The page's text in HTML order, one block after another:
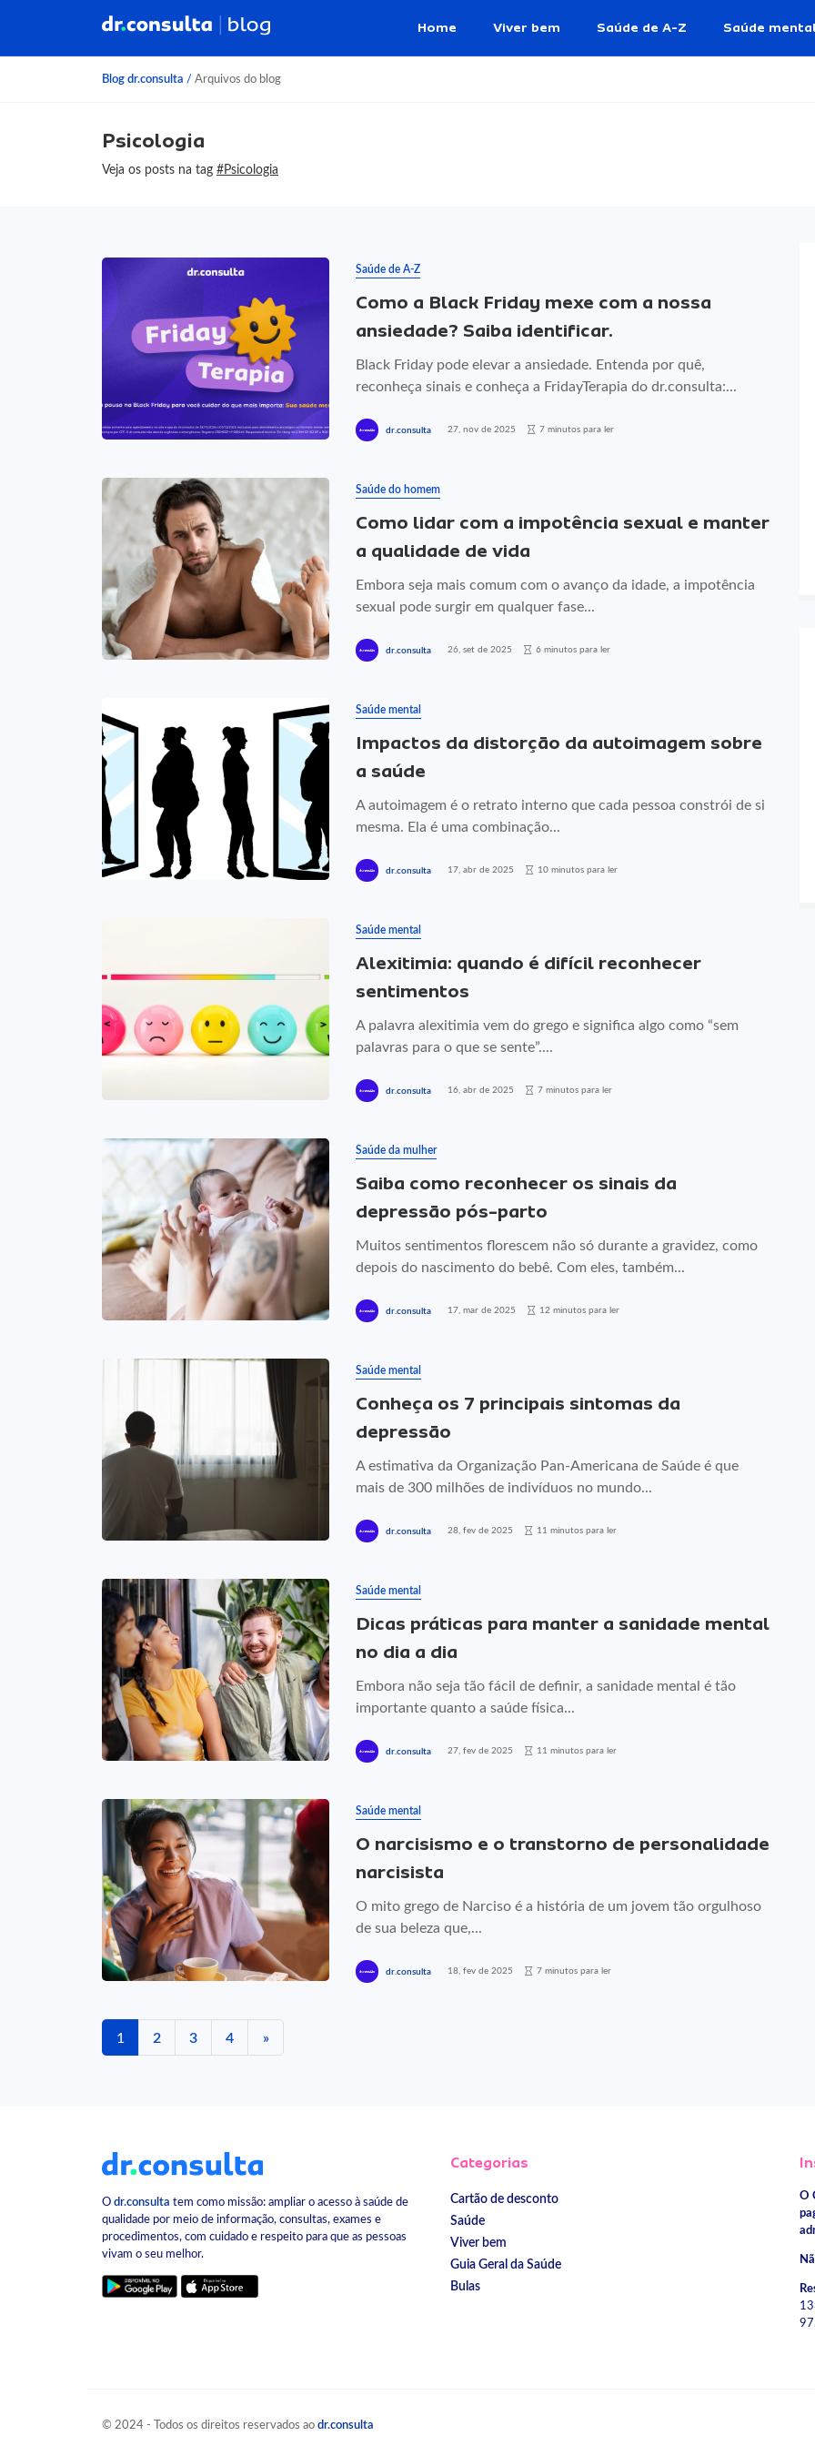
Home Viver bem Saúde de A-Z Saúde
Blog dr.consulta / Arquivos do blog
Psicologia
Veja os posts na tag #Psicologia
Saúde de A-Z
Como a Black Friday mexe com a nossa
ansiedade? Saiba identificar.
Black Friday pode elevar a ansiedade. Entenda por quê,
reconheça sinais e conheça a FridayTerapia do dr.consulta:...
dr.consulta 27, nov de 2025 7 minutos para ler
Saúde do homem
Como lidar com a impotência sexual e manter
a qualidade de vida
Embora seja mais comum com o avanço da idade, a impotência
sexual pode surgir em qualquer fase...
dr.consulta 26, set de 2025 6 minutos para ler
Saúde mental
Impactos da distorção da autoimagem sobre
a saúde
A autoimagem é o retrato interno que cada pessoa constrói de si
mesma. Ela é uma combinação...
dr.consulta 17, abr de 2025 10 minutos para ler
Saúde mental
Alexitimia: quando é difícil reconhecer
sentimentos
A palavra alexitimia vem do grego e significa algo como “sem
palavras para o que se sente”....
dr.consulta 16, abr de 2025 7 minutos para ler
Saúde da mulher
Saiba como reconhecer os sinais da
depressão pós-parto
Muitos sentimentos florescem não só durante a gravidez, como
depois do nascimento do bebê. Com eles, também...
dr.consulta 17, mar de 2025 12 minutos para ler
Saúde mental
Conheça os 7 principais sintomas da
depressão
A estimativa da Organização Pan-Americana de Saúde é que
mais de 300 milhões de indivíduos no mundo...
dr.consulta 28, fev de 2025 11 minutos para ler
Saúde mental
Dicas práticas para manter a sanidade mental
no dia a dia
Embora não seja tão fácil de definir, a sanidade mental é tão
importante quanto a saúde física...
dr.consulta 27, fev de 2025 11 minutos para ler
Saúde mental
O narcisismo e o transtorno de personalidade
narcisista
O mito grego de Narciso é a história de um jovem tão orgulhoso
de sua beleza que,...
dr.consulta 18, fev de 2025 7 minutos para ler
1 2 3 4 »
O dr.consulta tem como missão: ampliar o acesso à saúde de
qualidade por meio de informação, consultas, exames e
procedimentos, com cuidado e respeito para que as pessoas
vivam o seu melhor.
Categorias
Cartão de desconto
Saúde
Viver bem
Guia Geral da Saúde
Bulas
O
© 2024 - Todos os direitos reservados ao dr.consulta